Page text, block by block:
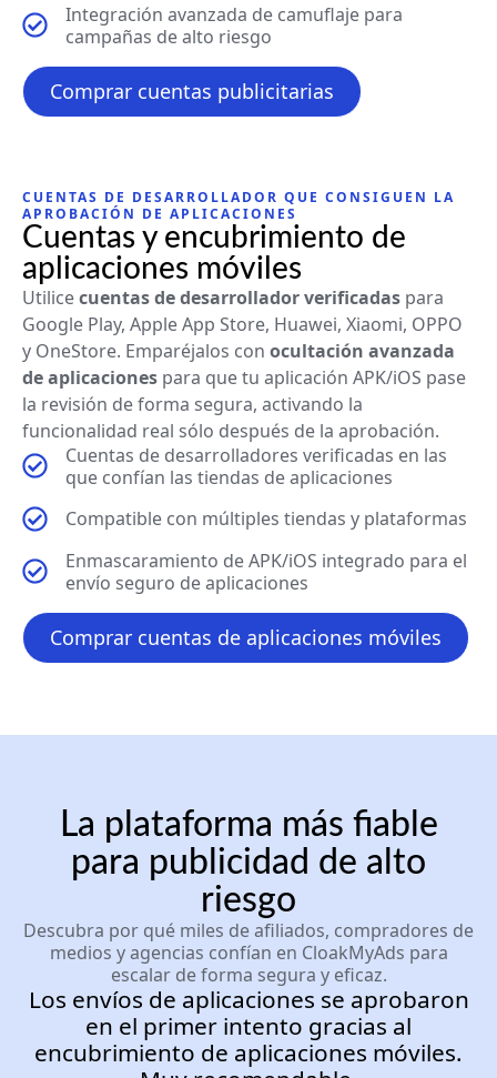
Integración avanzada de camuflaje para
campañas de alto riesgo
Comprar cuentas publicitarias
CUENTAS DE DESARROLLADOR QUE CONSIGUEN LA
APROBACIÓN DE APLICACIONES
Cuentas y encubrimiento de
aplicaciones móviles
Utilicecuentas de desarrollador verificadas para
Google Play, Apple App Store, Huawei, Xiaomi, OPPO
y OneStore. Emparéjalos con ocultación avanzada
de aplicaciones para que tu aplicación APK/iOS pase
la revisión de forma segura, activando la
funcionalidad real sólo después de la aprobación.
Cuentas de desarrolladores verificadas en las
que confían las tiendas de aplicaciones
Compatible con múltiples tiendas y plataformas
Enmascaramiento de APK/iOS integrado para el
envío seguro de aplicaciones
Comprar cuentas de aplicaciones móviles
La plataforma más fiable
para publicidad de alto
riesgo
Descubra por qué miles de afiliados, compradores de
medios y agencias confían en CloakMyAds para
escalar de forma segura y eficaz.
Los envíos de aplicaciones se aprobaron
en el primer intento gracias al
encubrimiento de aplicaciones móviles.